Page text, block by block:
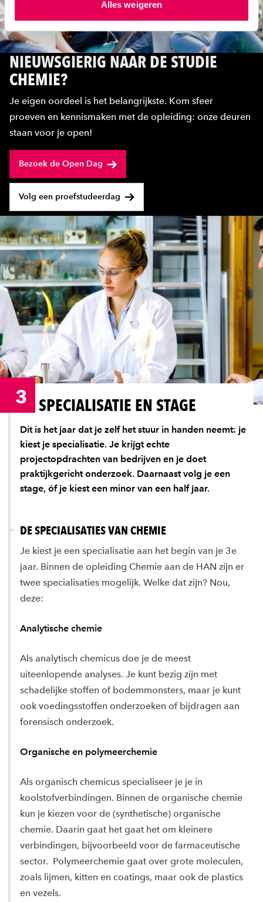
cookiestatement. Via ‘Zelf instellen’ kun je ook zelf
instellen welke cookies we plaatsen. Je kunt je
toestemming altijd wijzigen of intrekken via
onscookiestatement.
Alles weigeren
NIEUWSGIERIG NAAR DE STUDIE
CHEMIE?
Je eigen oordeel is het belangrijkste. Kom sfeer
proeven en kennismaken met de opleiding: onze deuren
staan voor je open!
Bezoek de Open Dag
Volg een proefstudeerdag
SPECIALISATIE EN STAGE
Dit is het jaar dat je zelf het stuur in handen neemt: je
kiest je specialisatie. Je krijgt echte
projectopdrachten van bedrijven en je doet
praktijkgericht onderzoek. Daarnaast volg je een
stage, óf je kiest een minor van een half jaar.
3
DE SPECIALISATIES VAN CHEMIE
Je kiest je een specialisatie aan het begin van je 3e
jaar. Binnen de opleiding Chemie aan de HAN zijn er
twee specialisaties mogelijk. Welke dat zijn? Nou,
deze:
Analytische chemie
Als analytisch chemicus doe je de meest
uiteenlopende analyses. Je kunt bezig zijn met
schadelijke stoffen of bodemmonsters, maar je kunt
ook voedingsstoffen onderzoeken of bijdragen aan
forensisch onderzoek.
Organische en polymeerchemie
Als organisch chemicus specialiseer je je in
koolstofverbindingen. Binnen de organische chemie
kun je kiezen voor de (synthetische) organische
chemie. Daarin gaat het gaat het om kleinere
verbindingen, bijvoorbeeld voor de farmaceutische
sector. Polymeerchemie gaat over grote moleculen,
zoals lijmen, kitten en coatings, maar ook de plastics
en vezels.